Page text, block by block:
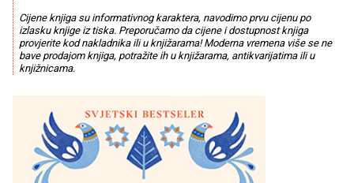
Cijene knjiga su informativnog karaktera, navodimo prvu cijenu po
izlasku knjige iz tiska. Preporučamo da cijene i dostupnost knjiga
provjerite kod nakladnika ili u knjižarama! Moderna vremena više se ne
bave prodajom knjiga, potražite ih u knjižarama, antikvarijatima ili u
knjižnicama.